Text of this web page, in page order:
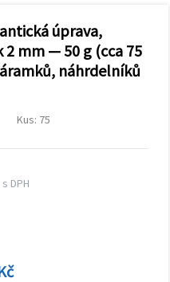
úprava,
mm — 50 g (cca 75
náhrdelníků
Kus: 75
s DPH